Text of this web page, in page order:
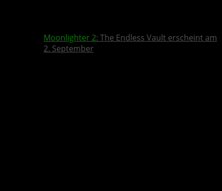
Moonlighter 2: The Endless Vault erscheint am
2. September